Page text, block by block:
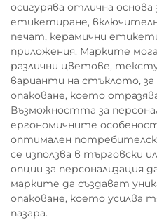
осигурява отлична
етикетиране,
печат, керамични
приложения. Марките
различни цветове,
варианти на стъклото, за
опаковане, което
Възможността за
ергономичните
оптимален
се използва в търговски
опции за персонализация
марките да създават
опаковане, което усилва
пазара.